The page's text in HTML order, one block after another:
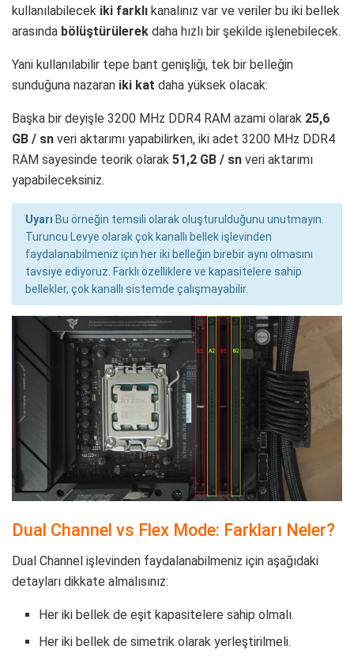
kullanılabilecek iki farklı kanalınız var ve veriler bu iki bellek
arasında bölüştürülerek daha hızlı bir şekilde işlenebilecek.
Yani kullanılabilir tepe bant genişliği, tek bir belleğin
sunduğuna nazaran iki kat daha yüksek olacak:
Başka bir deyişle 3200 MHz DDR4 RAM azami olarak 25,6
GB / sn veri aktarımı yapabilirken, iki adet 3200 MHz DDR4
RAM sayesinde teorik olarak 51,2 GB / sn veri aktarımı
yapabileceksiniz.
Uyarı Bu örneğin temsili olarak oluşturulduğunu unutmayın.
Turuncu Levye olarak çok kanallı bellek işlevinden
faydalanabilmeniz için her iki belleğin birebir aynı olmasını
tavsiye ediyoruz. Farklı özelliklere ve kapasitelere sahip
bellekler, çok kanallı sistemde çalışmayabilir.
Dual Channel vs Flex Mode: Farkları Neler?
Dual Channel işlevinden faydalanabilmeniz için aşağıdaki
detayları dikkate almalısınız:
Her iki bellek de eşit kapasitelere sahip olmalı.
Her iki bellek de simetrik olarak yerleştirilmeli.